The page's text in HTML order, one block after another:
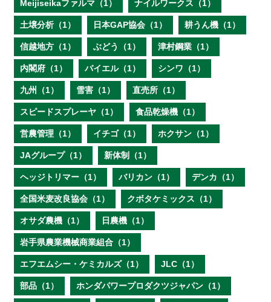
Meijiseikaファルマ（1） ナイルワークス（1）
土壌分析（1） 日本GAP協会（1） 耕うん機（1）
信越地方（1） ぶどう（1） 津村鋼業（1）
内閣府（1） バイエル（1） シンワ（1）
九州（1） 雪害（1） 直売所（1）
スピードスプレーヤ（1） 食品乾燥機（1）
営農管理（1） イチゴ（1） ホクサン（1）
JAグループ（1） 新体制（1）
ヘッジトリマー（1） バリカン（1） デンカ（1）
全国米麦改良協会（1） クボタケミックス（1）
オサダ農機（1） 日農機（1）
岩手県農業機械商業組合（1）
エフエムシー・ケミカルズ（1） JLC（1）
部品（1） ホンダパワープロダクツジャパン（1）